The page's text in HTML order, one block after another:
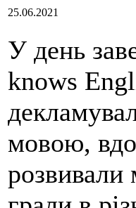
25.06.2021
У день
knows
мовою,
розвивали